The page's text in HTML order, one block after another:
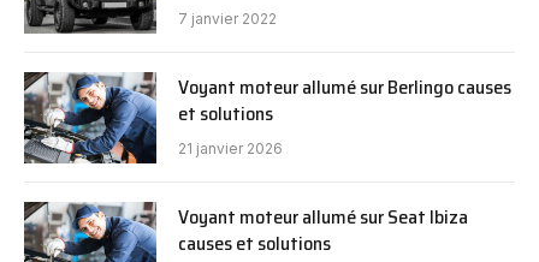
7 janvier 2022
Voyant moteur allumé sur Berlingo causes
et solutions
21 janvier 2026
Voyant moteur allumé sur Seat Ibiza
causes et solutions